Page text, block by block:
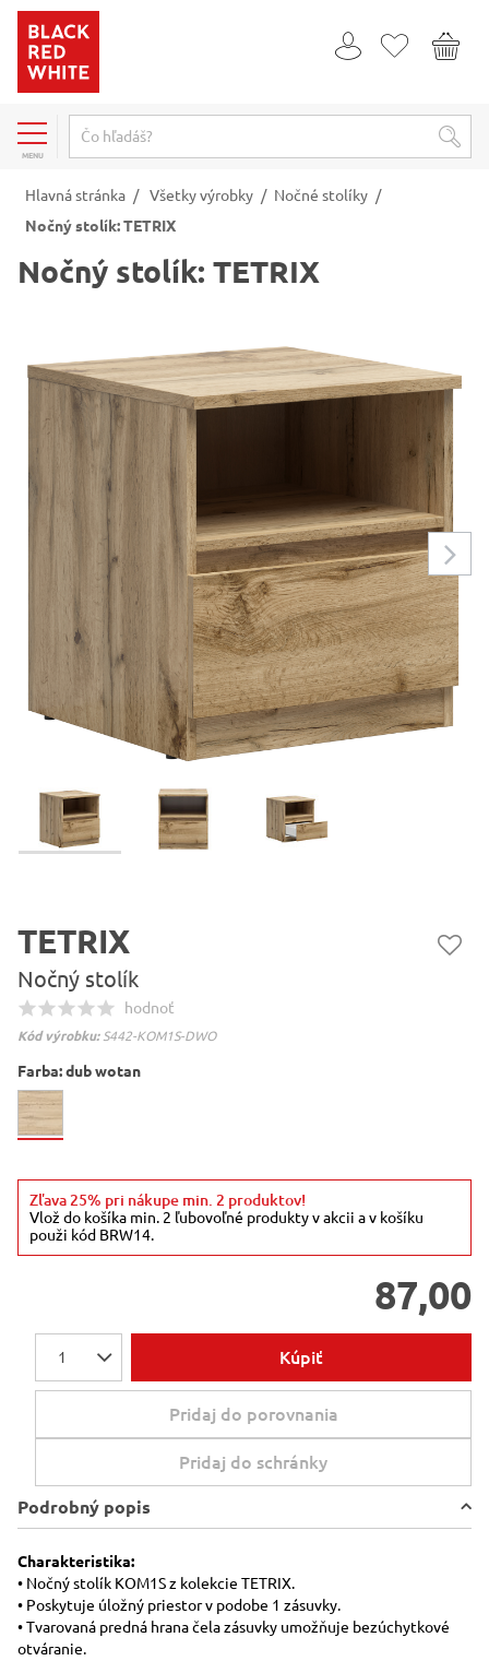
MENU
Hlavná stránka / Všetky výrobky / Nočné stolíky /
Nočný stolík: TETRIX
Nočný stolík: TETRIX
TETRIX
Nočný stolík
hodnoť
Kód výrobku: S442-KOM1S-DWO
Farba:dub wotan
Zľava 25% pri nákupe min. 2 produktov!
Vlož do košíka min. 2 ľubovoľné produkty v akcii a v košíku
použi kód BRW14.
87,00
1 Kúpiť
Pridaj do porovnania
Pridaj do schránky
Podrobný popis
Charakteristika:
• Nočný stolík KOM1S z kolekcie TETRIX.
• Poskytuje úložný priestor v podobe 1 zásuvky.
• Tvarovaná predná hrana čela zásuvky umožňuje bezúchytkové
otváranie.